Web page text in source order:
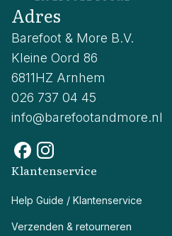
Adres
Barefoot & More B.V.
Kleine Oord 86
6811HZ Arnhem
026 737 04 45
info@barefootandmore.nl
Klantenservice
Help Guide / Klantenservice
Verzenden & retourneren